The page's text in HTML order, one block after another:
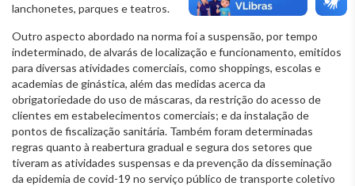
lanchonetes, parques e teatros.
Outro aspecto abordado na norma foi a suspensão, por tempo
indeterminado, de alvarás de localização e funcionamento, emitidos
para diversas atividades comerciais, como shoppings, escolas e
academias de ginástica, além das medidas acerca da
obrigatoriedade do uso de máscaras, da restrição do acesso de
clientes em estabelecimentos comerciais; e da instalação de
pontos de fiscalização sanitária. Também foram determinadas
regras quanto à reabertura gradual e segura dos setores que
tiveram as atividades suspensas e da prevenção da disseminação
da epidemia de covid-19 no serviço público de transporte coletivo